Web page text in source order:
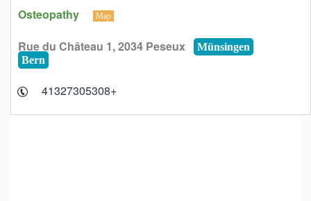
Osteopathy Map
Rue du Château 1, 2034 Peseux
Münsingen
Bern
+41327305308